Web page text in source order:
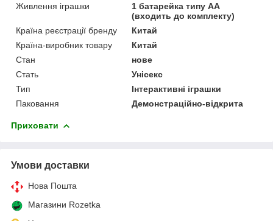
Живлення іграшки
1 батарейка типу АА
(входить до комплекту)
Країна реєстрації бренду
Китай
Країна-виробник товару
Китай
Стан
нове
Стать
Унісекс
Тип
Інтерактивні іграшки
Паковання
Демонстраційно-відкрита
Приховати
Умови доставки
Нова Пошта
Магазини Rozetka